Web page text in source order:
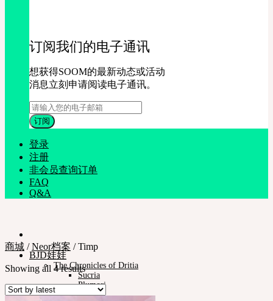
订阅我们的电子通讯
想获得SOOM的最新动态或活动
消息立刻申请阅读电子通讯。
登录
注册
非会员查询订单
FAQ
Q&A
BJD娃娃
The Chronicles of Dritia
Sucria
Plumori
娃娃类型
商城 / Neor档案 /Timp
Showing all 4 results